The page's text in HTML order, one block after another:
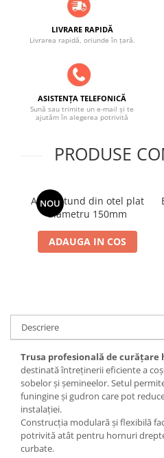
LIVRARE RAPIDĂ
Livrarea rapidă, oriunde în țară.
ASISTENȚA TELEFONICĂ
Sună sau trimite un e-mail și te
ajutăm în alegerea potrivită
PRODUSE
NOU
Arici rotund din otel plat
diametru 150mm
ADAUGA IN COS
Descriere
Trusa profesională de curățare
destinată întreținerii eficiente a
sobelor și șemineelor. Setul
funingine și gudron care pot
instalației.
Construcția modulară și flexibilă
potrivită atât pentru hornuri
curbate.